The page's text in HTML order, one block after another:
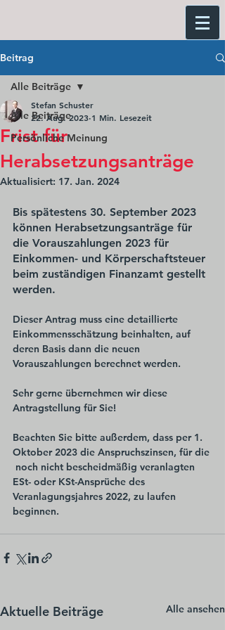
Beitrag
Alle Beiträge
Persönliche Meinung
Alle Beiträge
Frist für
Herabsetzungsanträge
Stefan Schuster
22. Aug. 2023 1 Min. Lesezeit
Aktualisiert: 17. Jan. 2024
Bis spätestens 30. September 2023
können Herabsetzungsanträge für
die Vorauszahlungen 2023 für
Einkommen- und Körperschaftsteuer
beim zuständigen Finanzamt gestellt
werden.
Dieser Antrag muss eine detaillierte
Einkommensschätzung beinhalten, auf
deren Basis dann die neuen
Vorauszahlungen berechnet werden.
Sehr gerne übernehmen wir diese
Antragstellung für Sie!
Beachten Sie bitte außerdem, dass per 1.
Oktober 2023 die Anspruchszinsen, für die
noch nicht bescheidmäßig veranlagten
ESt- oder KSt-Ansprüche des
Veranlagungsjahres 2022, zu laufen
beginnen.
Aktuelle Beiträge Alle ansehen